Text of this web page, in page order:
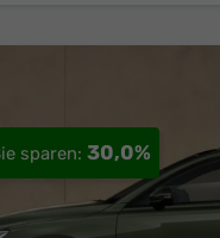
30,0%